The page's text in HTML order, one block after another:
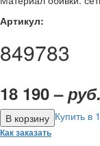
Артикул:
849783
18 190 –руб.
Купить в
Как заказать